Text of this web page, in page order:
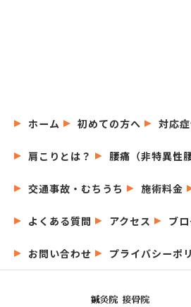
ホーム 初めての方へ 対応
肩こりとは？ 腰痛（非特異性
交通事故・むちうち 施術料金
よくある質問 アクセス ブ
お問い合わせ プライバシーポ